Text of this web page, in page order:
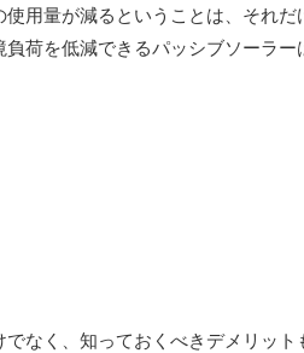
使用量が減るということは、それ
荷を低減できるパッシブソーラー
なく、知っておくべきデメリッ